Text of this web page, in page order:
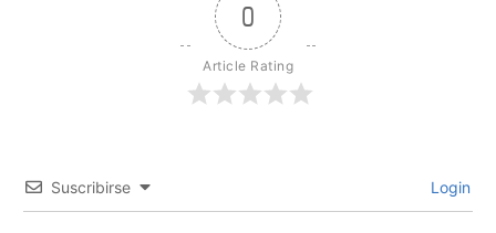
0
Article Rating
Suscribirse Login